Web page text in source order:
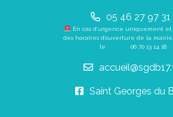
05 46 27 97 31
En cas d’urgence uniquement
des horaires d’ouverture de la
le 06 70 13 14 18
Saint Georges du